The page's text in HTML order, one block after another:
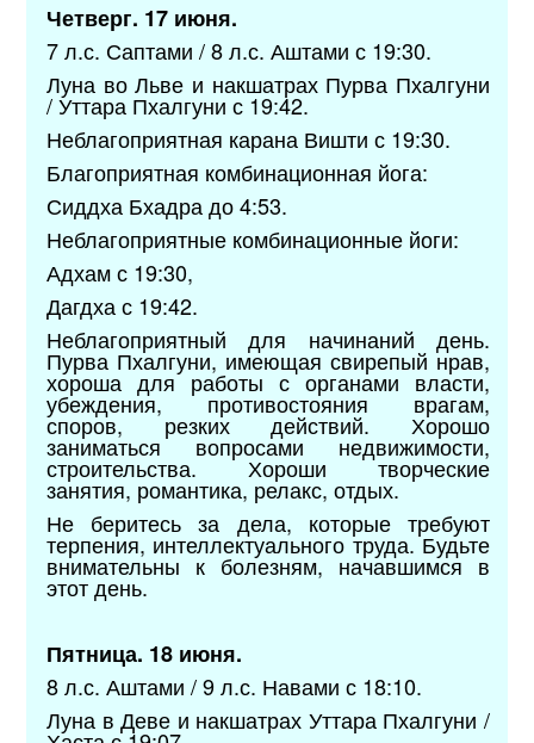
Четверг. 17 июня.
7 л.с. Саптами / 8 л.с. Аштами с 19:30.
Луна во Льве и накшатрах Пурва Пхалгуни
/ Уттара Пхалгуни с 19:42.
Неблагоприятная карана Вишти с 19:30.
Благоприятная комбинационная йога:
Сиддха Бхадра до 4:53.
Неблагоприятные комбинационные йоги:
Адхам с 19:30,
Дагдха с 19:42.
Неблагоприятный для начинаний день.
Пурва Пхалгуни, имеющая свирепый нрав,
хороша для работы с органами власти,
убеждения, противостояния врагам,
споров, резких действий. Хорошо
заниматься вопросами недвижимости,
строительства. Хороши творческие
занятия, романтика, релакс, отдых.
Не беритесь за дела, которые требуют
терпения, интеллектуального труда. Будьте
внимательны к болезням, начавшимся в
этот день.
Пятница. 18 июня.
8 л.с. Аштами / 9 л.с. Навами с 18:10.
Луна в Деве и накшатрах Уттара Пхалгуни /